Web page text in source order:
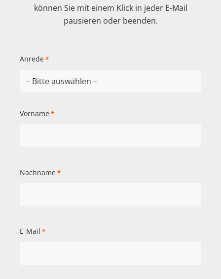
können Sie mit einem Klick in jeder E-Mail
pausieren oder beenden.
Anrede *
Vorname *
Nachname *
E-Mail *